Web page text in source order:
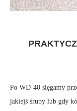
Po WD-40 sięgamy
jakiejś śruby lub gdy